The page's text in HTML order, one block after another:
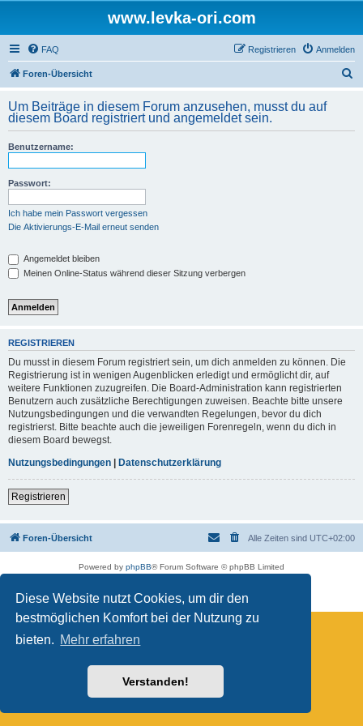
Diese Website nutzt Cookies, um dir den
bestmöglichen Komfort bei der Nutzung zu
bieten. Mehr erfahren
Verstanden!
www.levka-ori.com
FAQ Anmelden
Registrieren
Foren-Übersicht
h
Um Beiträge in diesem Forum anzusehen, musst du auf
diesem Board registriert und angemeldet sein.
Benutzername:
Passwort:
Ich habe mein Passwort vergessen
Die Aktivierungs-E-Mail erneut senden
Angemeldet bleiben
Meinen Online-Status während dieser Sitzung verbergen
REGISTRIEREN
Du musst in diesem Forum registriert sein, um dich anmelden zu können. Die
Registrierung ist in wenigen Augenblicken erledigt und ermöglicht dir, auf
weitere Funktionen zuzugreifen. Die Board-Administration kann registrierten
Benutzern auch zusätzliche Berechtigungen zuweisen. Beachte bitte unsere
Nutzungsbedingungen und die verwandten Regelungen, bevor du dich
registrierst. Bitte beachte auch die jeweiligen Forenregeln, wenn du dich in
diesem Board bewegst.
Nutzungsbedingungen | Datenschutzerklärung
Registrieren
Foren-Übersicht Alle Zeiten sind UTC+02:00
Powered by phpBB® Forum Software © phpBB Limited
Datenschutz|Nutzungsbedingungen